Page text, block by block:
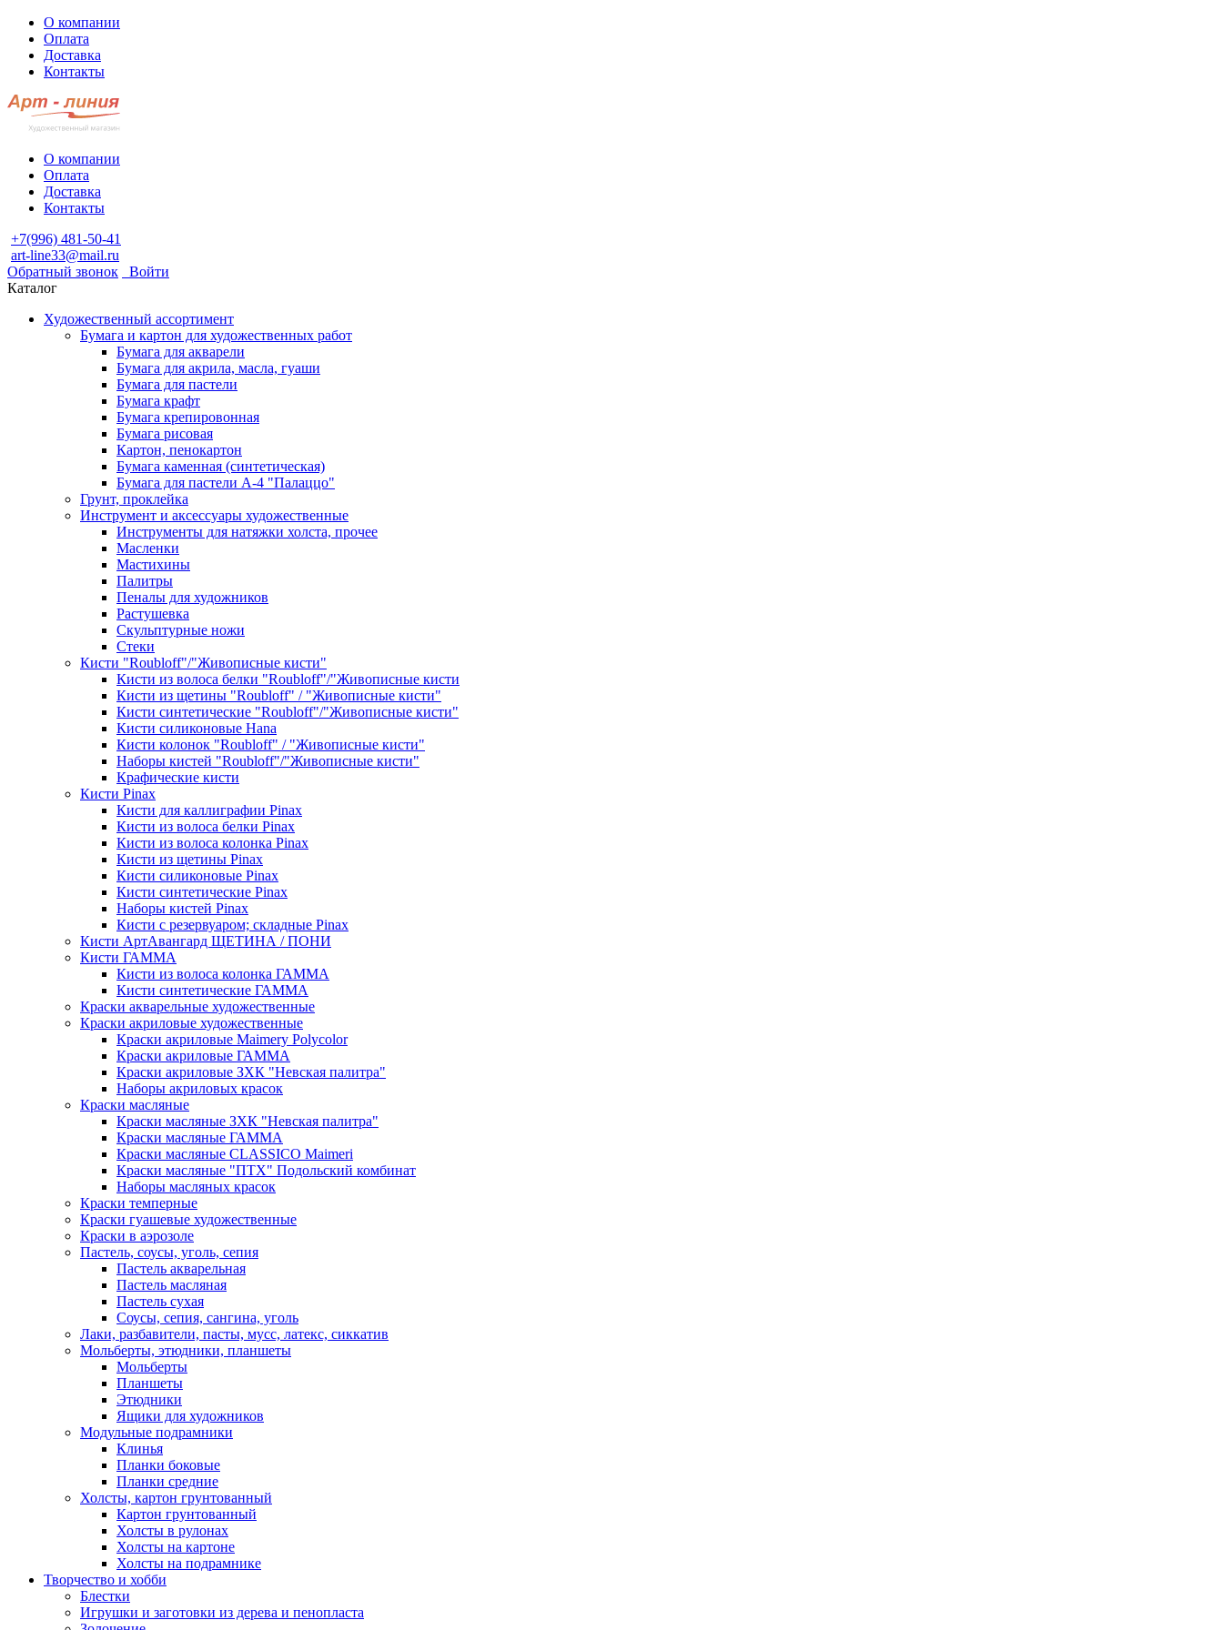
О компании
Оплата
Доставка
Контакты
О компании
Оплата
Доставка
Контакты
+7(996) 481-50-41
art-line33@mail.ru
Обратный звонок
Войти
Каталог
Художественный ассортимент
Бумага и картон для художественных работ
Бумага для акварели
Бумага для акрила, масла, гуаши
Бумага для пастели
Бумага крафт
Бумага крепировонная
Бумага рисовая
Картон, пенокартон
Бумага каменная (синтетическая)
Бумага для пастели А-4 "Палаццо"
Грунт, проклейка
Инструмент и аксессуары художественные
Инструменты для натяжки холста, прочее
Масленки
Мастихины
Палитры
Пеналы для художников
Растушевка
Скульптурные ножи
Стеки
Кисти "Roubloff"/"Живописные кисти"
Кисти из волоса белки "Roubloff"/"Живописные кисти
Кисти из щетины "Roubloff" / "Живописные кисти"
Кисти синтетические "Roubloff"/"Живописные кисти"
Кисти силиконовые Hana
Кисти колонок "Roubloff" / "Живописные кисти"
Наборы кистей "Roubloff"/"Живописные кисти"
Крафические кисти
Кисти Pinax
Кисти для каллиграфии Pinax
Кисти из волоса белки Pinax
Кисти из волоса колонка Pinax
Кисти из щетины Pinax
Кисти силиконовые Pinax
Кисти синтетические Pinax
Наборы кистей Pinax
Кисти с резервуаром; складные Pinax
Кисти АртАвангард ЩЕТИНА / ПОНИ
Кисти ГАММА
Кисти из волоса колонка ГАММА
Кисти синтетические ГАММА
Краски акварельные художественные
Краски акриловые художественные
Краски акриловые Maimery Polycolor
Краски акриловые ГАММА
Краски акриловые ЗХК "Невская палитра"
Наборы акриловых красок
Краски масляные
Краски масляные ЗХК "Невская палитра"
Краски масляные ГАММА
Краски масляные CLASSICO Maimeri
Краски масляные "ПТХ" Подольский комбинат
Наборы масляных красок
Краски темперные
Краски гуашевые художественные
Краски в аэрозоле
Пастель, соусы, уголь, сепия
Пастель акварельная
Пастель масляная
Пастель сухая
Соусы, сепия, сангина, уголь
Лаки, разбавители, пасты, мусс, латекс, сиккатив
Мольберты, этюдники, планшеты
Мольберты
Планшеты
Этюдники
Ящики для художников
Модульные подрамники
Клинья
Планки боковые
Планки средние
Холсты, картон грунтованный
Картон грунтованный
Холсты в рулонах
Холсты на картоне
Холсты на подрамнике
Творчество и хобби
Блестки
Игрушки и заготовки из дерева и пенопласта